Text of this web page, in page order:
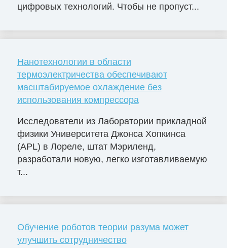
цифровых технологий. Чтобы не пропуст...
Нанотехнологии в области
термоэлектричества обеспечивают
масштабируемое охлаждение без
использования компрессора
Исследователи из Лаборатории прикладной
физики Университета Джонса Хопкинса
(APL) в Лореле, штат Мэриленд,
разработали новую, легко изготавливаемую
т...
Обучение роботов теории разума может
улучшить сотрудничество